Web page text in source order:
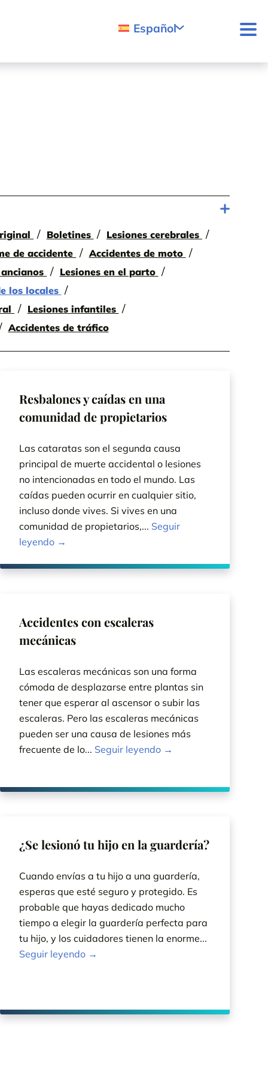
Español
Boletines
Lesiones cerebrales
de accidente
Accidentes de moto
Lesiones en el parto
los locales
Lesiones infantiles
Accidentes de tráfico
Resbalones y caídas en una
comunidad de propietarios
Las cataratas son el segunda causa
principal de muerte accidental o lesiones
no intencionadas en todo el mundo. Las
caídas pueden ocurrir en cualquier sitio,
incluso donde vives. Si vives en una
comunidad de propietarios,... Seguir
leyendo →
Accidentes con escaleras
mecánicas
Las escaleras mecánicas son una forma
cómoda de desplazarse entre plantas sin
tener que esperar al ascensor o subir las
escaleras. Pero las escaleras mecánicas
pueden ser una causa de lesiones más
frecuente de lo... Seguir leyendo →
¿Se lesionó tu hijo en la guardería?
Cuando envías a tu hijo a una guardería,
esperas que esté seguro y protegido. Es
probable que hayas dedicado mucho
tiempo a elegir la guardería perfecta para
tu hijo, y los cuidadores tienen la enorme...
Seguir leyendo →